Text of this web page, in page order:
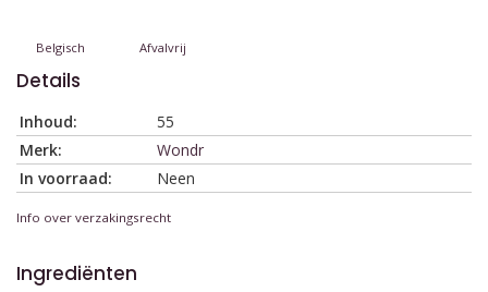
Belgisch Afvalvrij
Details
Inhoud:
55
Merk:
Wondr
In voorraad:
Neen
Info over verzakingsrecht
Ingrediënten